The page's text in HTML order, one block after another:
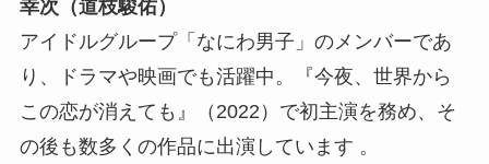
幸次（道枝駿佑）
アイドルグループ「なにわ男子」のメンバーであ
り、ドラマや映画でも活躍中。『今夜、世界から
この恋が消えても』（2022）で初主演を務め、そ
の後も数多くの作品に出演しています​ 。